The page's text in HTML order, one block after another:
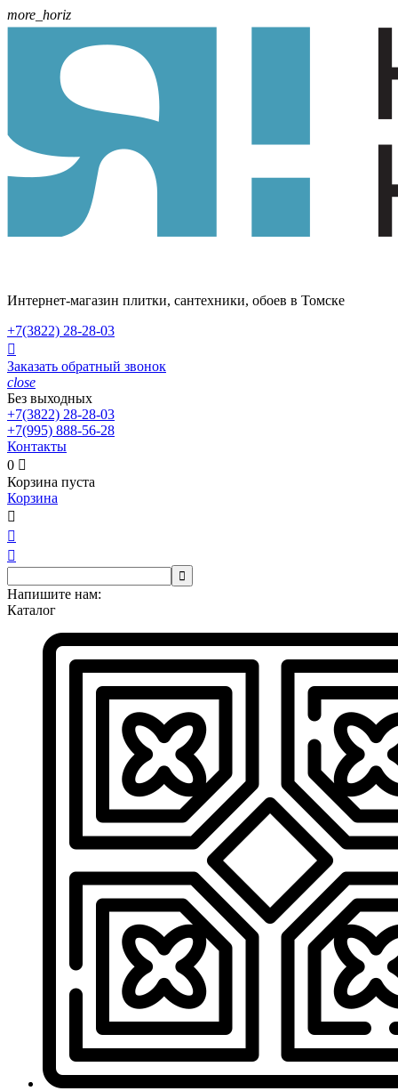
more_horiz
Интернет-магазин плитки, сантехники, обоев в Томске
+7(3822) 28-28-03

Заказать обратный звонок
close
Без выходных
+7(3822) 28-28-03
+7(995) 888-56-28
Контакты
0 
Корзина пуста
Корзина




Напишите нам:
Каталог